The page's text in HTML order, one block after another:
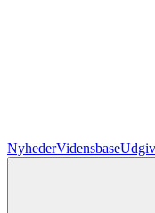
NyhederVidensbase